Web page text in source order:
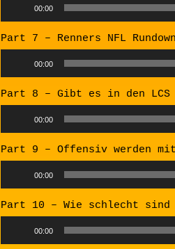
Audio
Player
00:00
Part 7 – Renners NFL Rundown
Audio
Player
00:00
Part 8 – Gibt es in den LCS
Audio
Player
00:00
Part 9 – Offensiv werden
Audio
Player
00:00
Part 10 – Wie schlecht
Audio
Player
00:00